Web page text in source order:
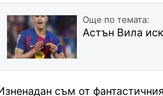
Още по темата:
Астън Вила
съм от